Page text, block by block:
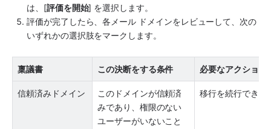
は、[評価を開始] を選択します。
評価が完了したら、各メール ドメインをレビューして、次の
いずれかの選択肢をマークします。
稟議書 この決断をする条件 必要なアクション
信頼済みドメイン
このドメインが信頼済
みであり、権限のない
ユーザーがいないこと
移行を続行できま